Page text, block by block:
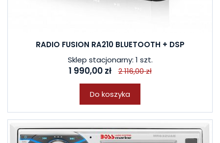
RADIO FUSION RA210 BLUETOOTH + DSP
Sklep stacjonarny: 1 szt.
1 990,00 zł 2 116,00 zł
Do koszyka